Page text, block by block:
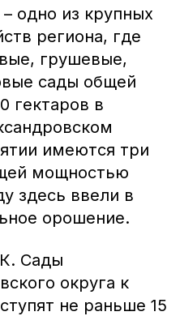
одно из крупных
региона, где
грушевые,
сады общей
гектаров в
имеются три
мощностью
здесь ввели в
орошение.
Сады
округа к
не раньше 15